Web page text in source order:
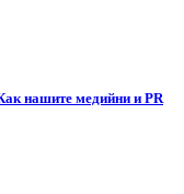
нашите медийни и PR